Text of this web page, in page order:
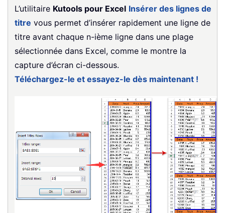
L’utilitaire Kutools pour Excel Insérer des lignes de
titre vous permet d’insérer rapidement une ligne de
titre avant chaque n-ième ligne dans une plage
sélectionnée dans Excel, comme le montre la
capture d’écran ci-dessous.
Téléchargez-le et essayez-le dès maintenant !